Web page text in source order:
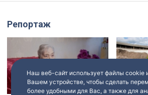
Репортаж
Наш веб-сайт использует файлы cookie
Вашем устройстве, чтобы сделать
более удобными для Вас, а также для